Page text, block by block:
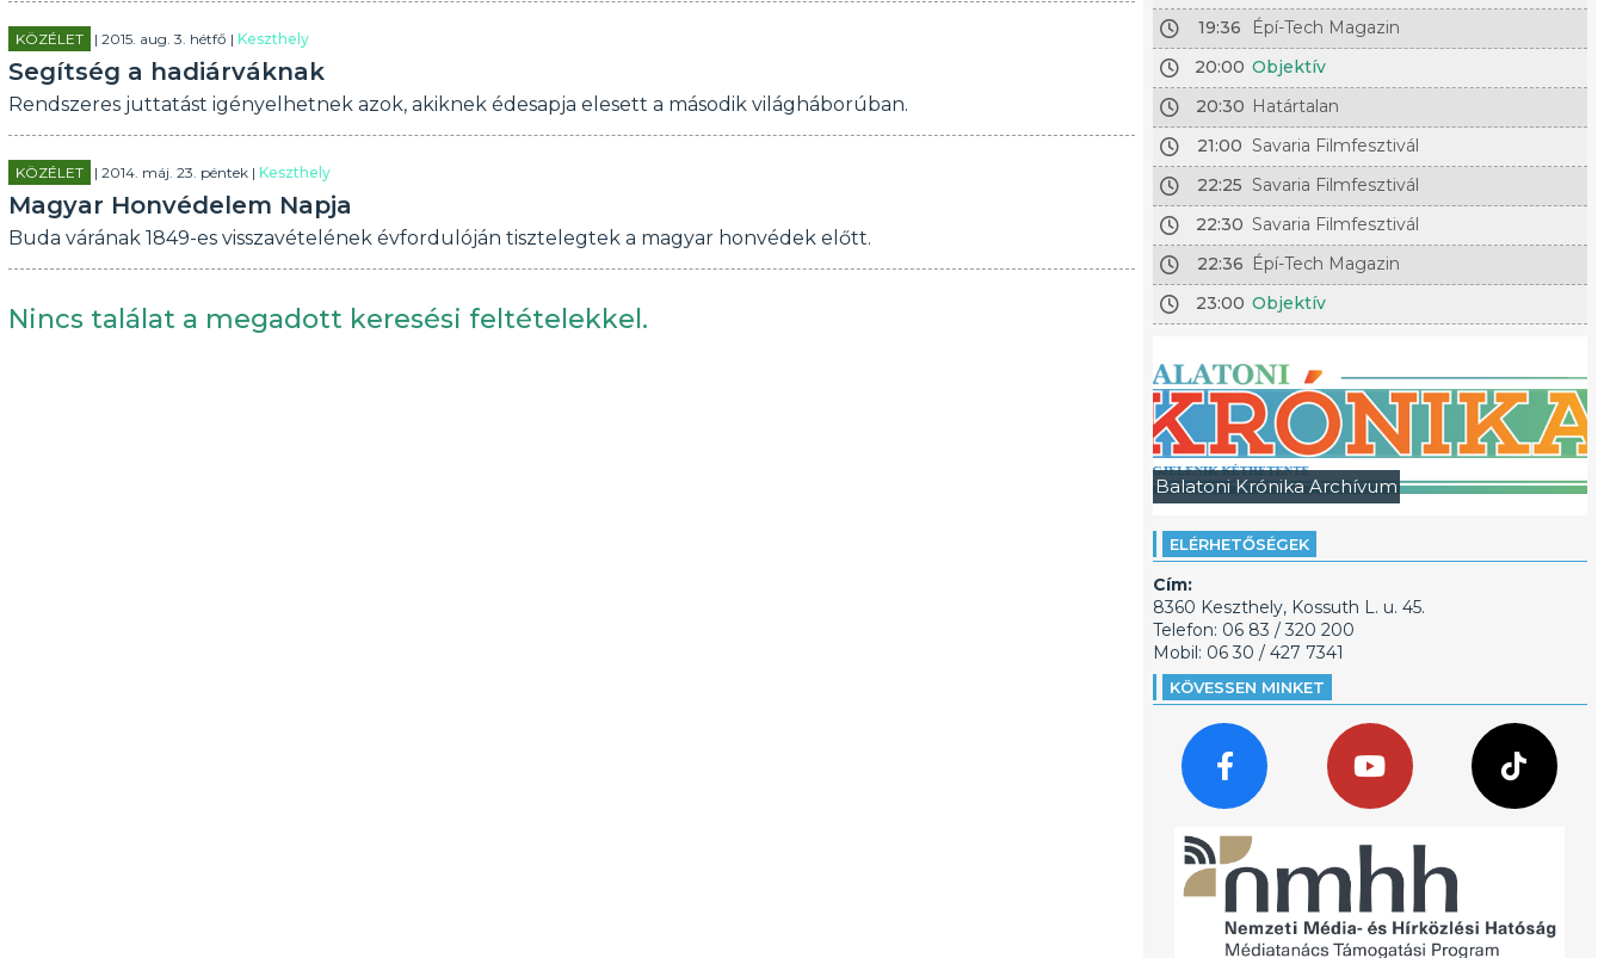
KÖZÉLET | 2015. aug. 3. hétfő | Keszthely
Segítség a hadiárváknak
Rendszeres juttatást igényelhetnek azok, akiknek édesapja elesett a második világháborúban.
KÖZÉLET | 2014. máj. 23. péntek | Keszthely
Magyar Honvédelem Napja
Buda várának 1849-es visszavételének évfordulóján tisztelegtek a magyar honvédek előtt.
Nincs találat a megadott keresési feltételekkel.
19:36
Épí-Tech Magazin
20:00 Objektív
20:30 Határtalan
21:00 Savaria Filmfesztivál
22:25 Savaria Filmfesztivál
22:30 Savaria Filmfesztivál
22:36 Épí-Tech Magazin
23:00 Objektív
Balatoni Krónika Archívum
ELÉRHETŐSÉGEK
Cím:
8360 Keszthely, Kossuth L. u. 45.
Telefon: 06 83 / 320 200
Mobil: 06 30 / 427 7341
KÖVESSEN MINKET